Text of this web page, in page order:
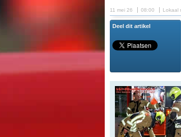
11 mei 26 08:00 Lokaal
Deel dit artikel